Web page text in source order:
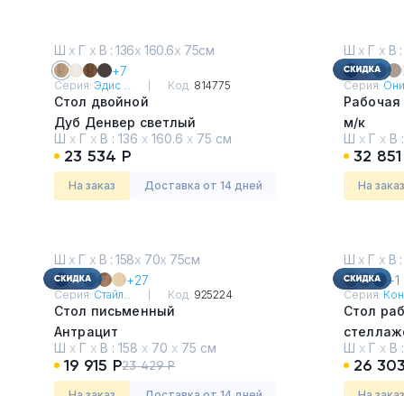
Ш х Г х В : 136х 160.6х 75см
+7
Серия:Эдис ... Код: 814775
Стол двойной
Дуб Денвер светлый
Ш х Г х В : 136 х 160.6 х 75 см
23 534 Р
На заказ Доставка от 14 дней
Ш х Г х В
Серия:
м/к
Дуб
Ш х Г х В :
32
На заказ
Ш х Г х В : 158х 70х 75см
+27
Серия: Стайл... Код: 925224
Стол письменный
Антрацит
Ш х Г х В : 158 х 70 х 75 см
19 915 Р23 429 Р
Ш х Г х В
+1
Серия:
Стол
Сандал
Ш х Г х В :
26